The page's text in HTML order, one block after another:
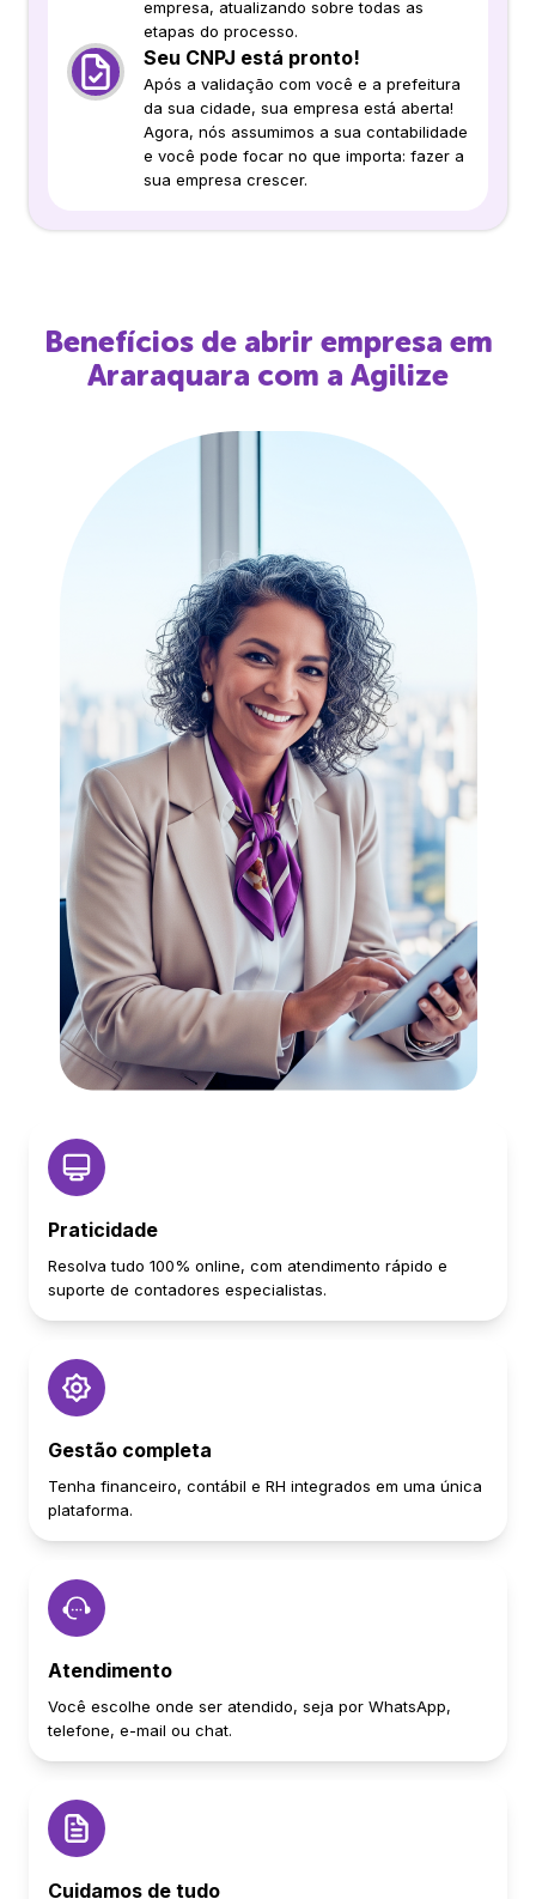
empresa, atualizando sobre todas as
etapas do processo.
Seu CNPJ está pronto!
Após a validação com você e a prefeitura
da sua cidade, sua empresa está aberta!
Agora, nós assumimos a sua contabilidade
e você pode focar no que importa: fazer a
sua empresa crescer.
Benefícios de abrir empresa em
Araraquara com a Agilize
Praticidade
Resolva tudo 100% online, com atendimento rápido e
suporte de contadores especialistas.
Gestão completa
Tenha financeiro, contábil e RH integrados em uma única
plataforma.
Atendimento
Você escolhe onde ser atendido, seja por WhatsApp,
telefone, e-mail ou chat.
Cuidamos de tudo